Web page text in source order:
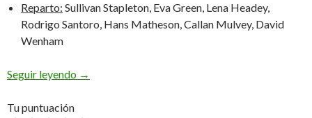
Reparto: Sullivan Stapleton, Eva Green, Lena Headey,
Rodrigo Santoro, Hans Matheson, Callan Mulvey, David
Wenham
Seguir leyendo 300: Rise of an Empire
→
Tu puntuación